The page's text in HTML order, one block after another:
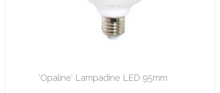
'Opaline' Lampadine LED 95mm